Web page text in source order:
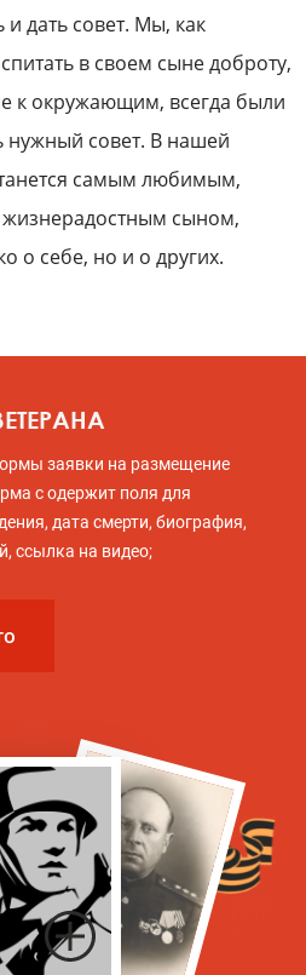
дать совет. Мы, как
в своем сыне доброту,
к окружающим, всегда были
нужный совет. В нашей
самым любимым,
сыном,
о себе, но и о других.
заявки на размещение
с одержит поля для
дата смерти, биография,
ссылка на видео;